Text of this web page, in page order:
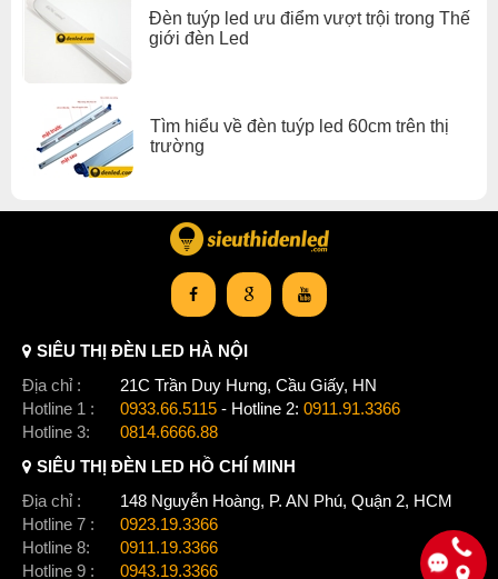
- Ánh sáng chất lượng cao: Tấm tán quang chất lượng
cao giúp ánh sáng phân bổ đồng đều
Ứng dụng chiếu sáng:
Đèn tuýp led ưu điểm vượt trội trong Thế
giới đèn Led
Tìm hiểu về đèn tuýp led 60cm trên thị
trường
SIÊU THỊ ĐÈN LED HÀ NỘI
Địa chỉ :
21C Trần Duy Hưng, Cầu Giấy, HN
Hotline 1 :
0933.66.5115 - Hotline 2: 0911.91.3366
Hotline 3:
0814.6666.88
SIÊU THỊ ĐÈN LED HỒ CHÍ MINH
Địa chỉ :
148 Nguyễn Hoàng, P. AN Phú, Quận 2, HCM
Hotline 7 :
0923.19.3366
Hotline 8:
0911.19.3366
Hotline 9 :
0943.19.3366